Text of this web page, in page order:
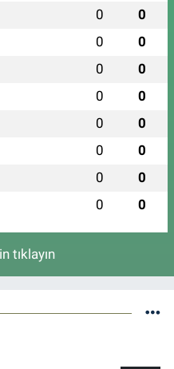
0 0
0 0
0 0
0 0
0 0
0 0
0 0
0 0
tıklayın